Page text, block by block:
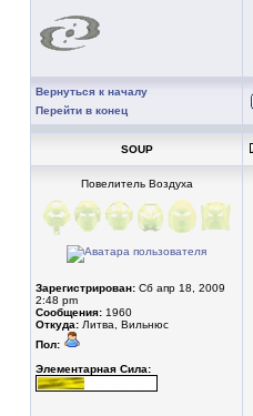
Вернуться к началу
Перейти в конец
SOUP
Повелитель Воздуха
Зарегистрирован: Сб апр 18, 2009
2:48 pm
Сообщения: 1960
Откуда: Литва, Вильнюс
Пол:
Элементарная Сила: